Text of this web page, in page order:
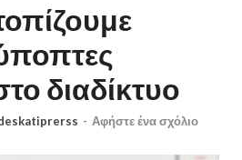
διαδίκτυο
- Αφήστε ένα σχόλιο